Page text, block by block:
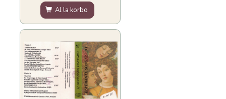
Al la korbo